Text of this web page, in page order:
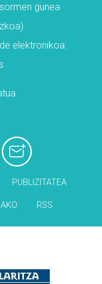
gunea
elektronikoa:
PUBLIZITATEA
RSS